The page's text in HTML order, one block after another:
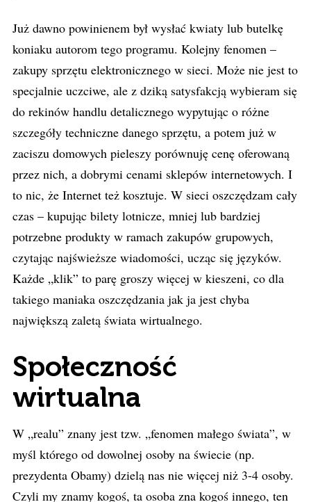
Już dawno powinienem był wysłać kwiaty lub butelkę
koniaku autorom tego programu. Kolejny fenomen –
zakupy sprzętu elektronicznego w sieci. Może nie jest to
specjalnie uczciwe, ale z dziką satysfakcją wybieram się
do rekinów handlu detalicznego wypytując o różne
szczegóły techniczne danego sprzętu, a potem już w
zaciszu domowych pieleszy porównuję cenę oferowaną
przez nich, a dobrymi cenami sklepów internetowych. I
to nic, że Internet też kosztuje. W sieci oszczędzam cały
czas – kupując bilety lotnicze, mniej lub bardziej
potrzebne produkty w ramach zakupów grupowych,
czytając najświeższe wiadomości, ucząc się języków.
Każde „klik” to parę groszy więcej w kieszeni, co dla
takiego maniaka oszczędzania jak ja jest chyba
największą zaletą świata wirtualnego.
Społeczność
wirtualna
W „realu” znany jest tzw. „fenomen małego świata”, w
myśl którego od dowolnej osoby na świecie (np.
prezydenta Obamy) dzielą nas nie więcej niż 3-4 osoby.
Czyli my znamy kogoś, ta osoba zna kogoś innego, ten